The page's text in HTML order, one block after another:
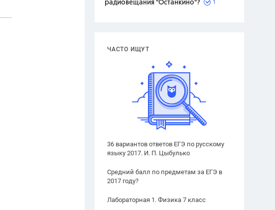
радиовещания "Останкино"?
1
ЧАСТО ИЩУТ
36 вариантов ответов ЕГЭ по русскому
языку 2017. И. П. Цыбулько
Средний балл по предметам за ЕГЭ в
2017 году?
Лабораторная 1. Физика 7 класс